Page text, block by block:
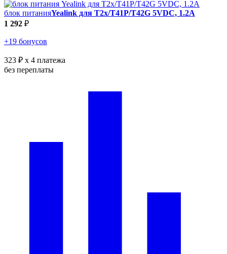
блок питанияYealink для T2x/T41P/T42G 5VDC, 1.2A
1 292 ₽
+19 бонусов
323 ₽ x 4 платежа
без переплаты